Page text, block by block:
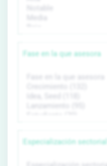
Fase en la que asesora
Especialización sectorial